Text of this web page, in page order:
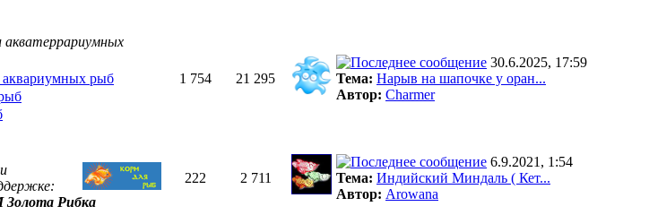
акватеррариумных
рыб
1 754 21 295
30.6.2025, 17:59
Тема: Нарыв на шапочке у оран...
Автор: Charmer
Золота Рибка
222 2 711
6.9.2021, 1:54
Тема: Индийский Миндаль ( Кет...
Автор: Arowana